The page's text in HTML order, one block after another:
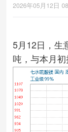
2026年05月12日
5月12日，生
吨，与本月初